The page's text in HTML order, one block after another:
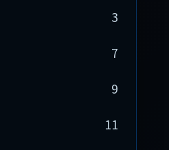
3
7
9
11